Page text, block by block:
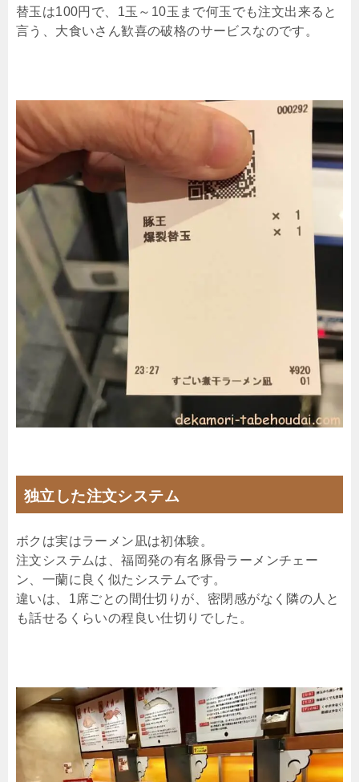
替玉は100円で、1玉～10玉まで何玉でも注文出来ると
言う、大食いさん歓喜の破格のサービスなのです。
独立した注文システム
ボクは実はラーメン凪は初体験。
注文システムは、福岡発の有名豚骨ラーメンチェー
ン、一蘭に良く似たシステムです。
違いは、1席ごとの間仕切りが、密閉感がなく隣の人と
も話せるくらいの程良い仕切りでした。